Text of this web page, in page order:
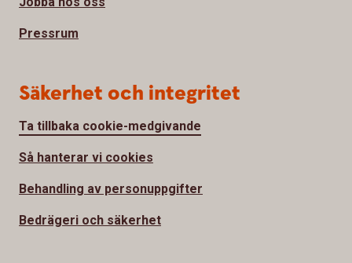
Pressrum
Säkerhet och integritet
Ta tillbaka cookie-medgivande
Så hanterar vi cookies
Behandling av personuppgifter
Bedrägeri och säkerhet